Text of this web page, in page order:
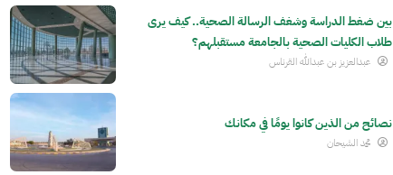
بين ضغط الدراسة وشغف الرسالة الصحية.. كيف يرى
طلاب الكليات الصحية بالجامعة مستقبلهم؟
عبدالعزيز بن عبدالله القرناس
نصائح من الذين كانوا يومًا في مكانك
محمد الشيحان